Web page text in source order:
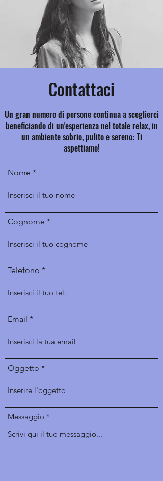
Contattaci
Un gran numero di persone continua a sceglierci
beneficiando di un'esperienza nel totale relax, in
un ambiente sobrio, pulito e sereno: Ti
aspettiamo!
Nome
Cognome
Telefono
Email
Oggetto
Messaggio